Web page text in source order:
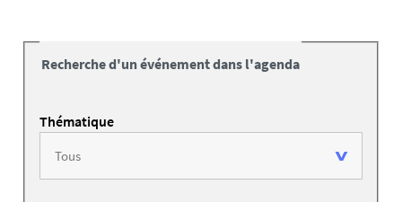
Recherche d'un événement dans l'agenda
Thématique